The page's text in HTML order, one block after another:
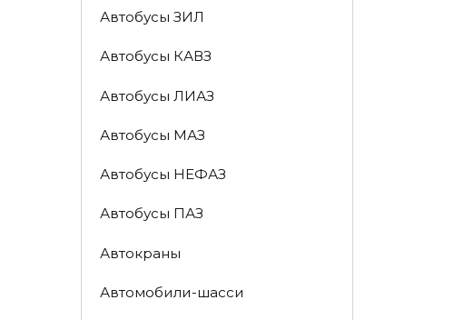
Автобусы ЗИЛ
Автобусы КАВЗ
Автобусы ЛИАЗ
Автобусы МАЗ
Автобусы НЕФАЗ
Автобусы ПАЗ
Автокраны
Автомобили-шасси